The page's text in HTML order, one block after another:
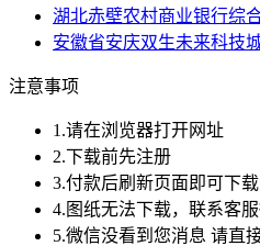
湖北赤壁农村商业银行综
安徽省安庆双生未来科技
注意事项
1.请在浏览器打开网址
2.下载前先注册
3.付款后刷新页面即可下
4.图纸无法下载，联系客
5.微信没看到您消息 请直